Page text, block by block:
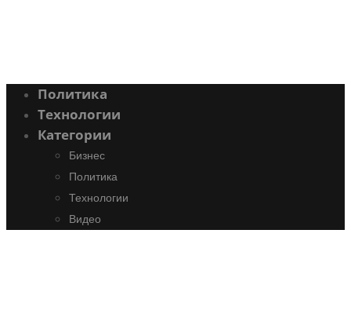
Политика
Технологии
Категории
Бизнес
Политика
Технологии
Видео